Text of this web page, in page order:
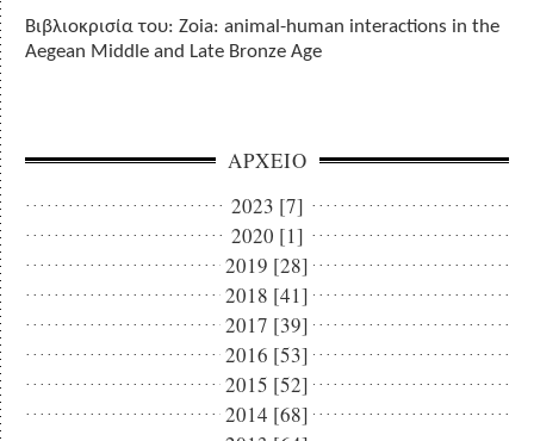
Βιβλιοκρισία του: Zoia: animal-human interactions in the
Aegean Middle and Late Bronze Age
ΑΡΧΕΙΟ
2023 [7]
2020 [1]
2019 [28]
2018 [41]
2017 [39]
2016 [53]
2015 [52]
2014 [68]